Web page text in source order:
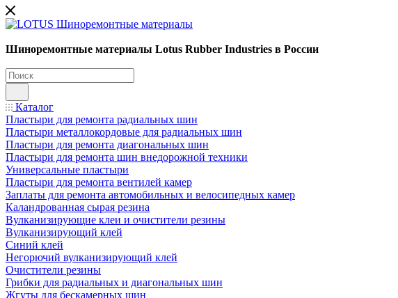
Шиноремонтные материалы Lotus Rubber Industries в России
Каталог
Пластыри для ремонта радиальных шин
Пластыри металлокордовые для радиальных шин
Пластыри для ремонта диагональных шин
Пластыри для ремонта шин внедорожной техники
Универсальные пластыри
Пластыри для ремонта вентилей камер
Заплаты для ремонта автомобильных и велосипедных камер
Каландрованная сырая резина
Вулканизирующие клеи и очистители резины
Вулканизирующий клей
Синий клей
Негорючий вулканизирующий клей
Очистители резины
Грибки для радиальных и диагональных шин
Жгуты для бескамерных шин